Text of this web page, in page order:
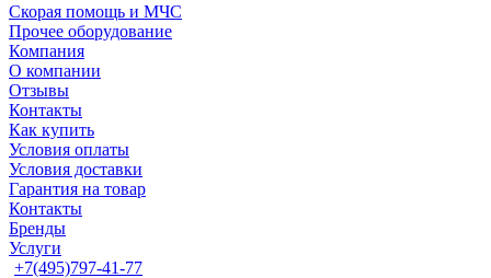
Скорая помощь и МЧС
Прочее оборудование
Компания
О компании
Отзывы
Контакты
Как купить
Условия оплаты
Условия доставки
Гарантия на товар
Контакты
Бренды
Услуги
+7(495)797-41-77